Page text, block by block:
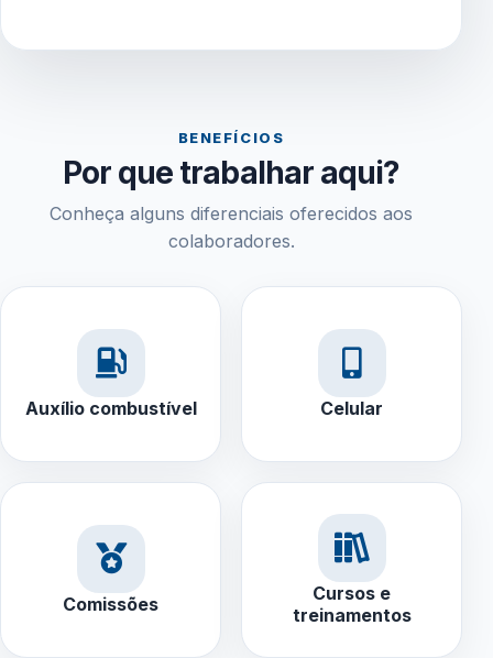
BENEFÍCIOS
Por que trabalhar aqui?
Conheça alguns diferenciais oferecidos aos
colaboradores.
Auxílio combustível Celular
Comissões
Cursos e
treinamentos